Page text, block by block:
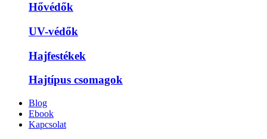
Hővédők
UV-védők
Hajfestékek
Hajtípus csomagok
Blog
Ebook
Kapcsolat